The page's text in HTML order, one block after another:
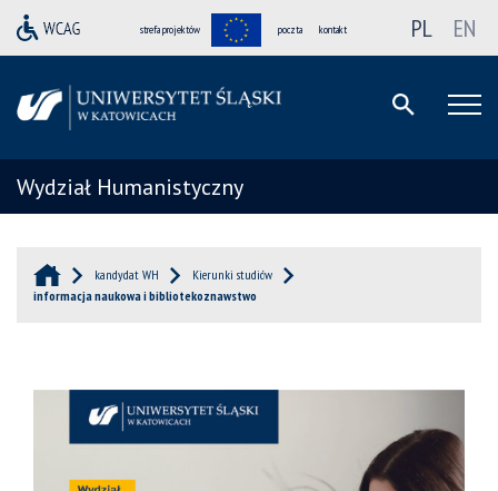
strefa projektów poczta kontakt PL EN
Wydział Humanistyczny
kandydat WH
Kierunki studiów
informacja naukowa i bibliotekoznawstwo